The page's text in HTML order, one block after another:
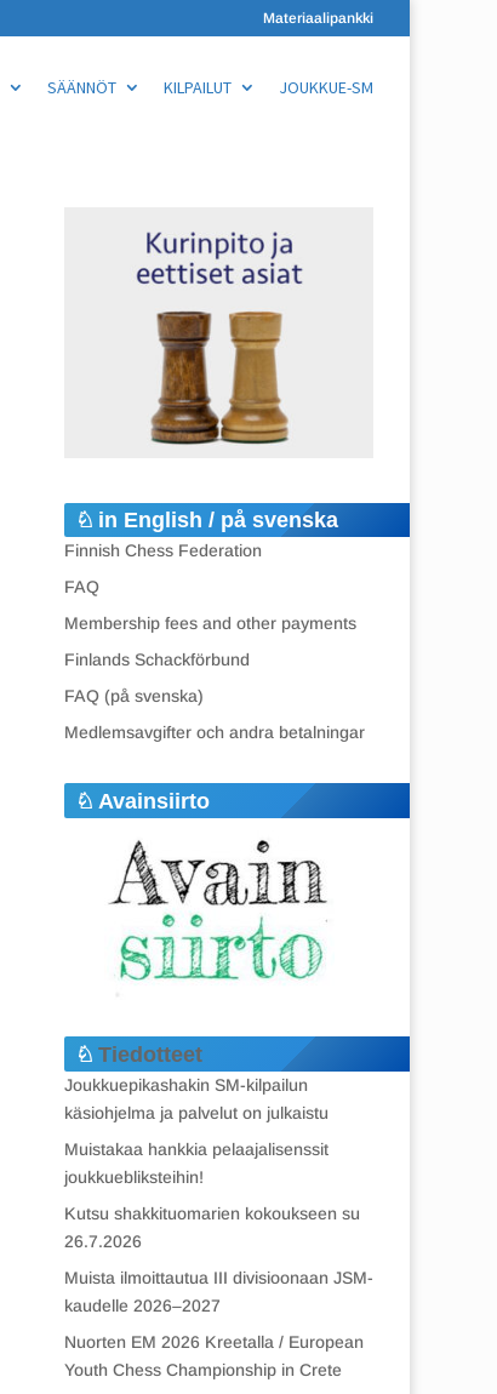
Materiaalipankki
SÄÄNNÖT KILPAILUT JOUKKUE-SM
in English / på svenska
Finnish Chess Federation
FAQ
Membership fees and other payments
Finlands Schackförbund
FAQ (på svenska)
Medlemsavgifter och andra betalningar
Avainsiirto
Tiedotteet
Joukkuepikashakin SM-kilpailun
käsiohjelma ja palvelut on julkaistu
Muistakaa hankkia pelaajalisenssit
joukkuebliksteihin!
Kutsu shakkituomarien kokoukseen su
26.7.2026
Muista ilmoittautua III divisioonaan JSM-
kaudelle 2026–2027
Nuorten EM 2026 Kreetalla / European
Youth Chess Championship in Crete